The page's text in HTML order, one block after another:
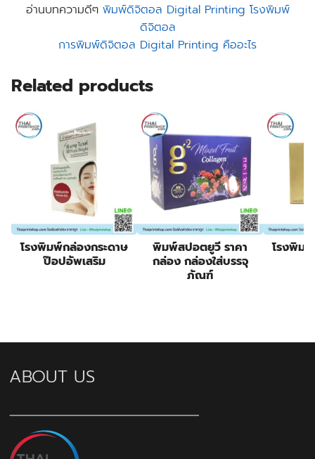
อ่านบทความดีๆ พิมพ์ดิจิตอล Digital Printing โรงพิมพ์
ดิจิตอล
การพิมพ์ดิจิตอล Digital Printing คืออะไร
Related products
โรงพิมพ์กล่องกระดาษ
ป๊อปอัพเสริม
พิมพ์สปอตยูวี ราคา
กล่อง กล่องใส่บรรจุ
ภัณฑ์
โรงพิม
ABOUT US